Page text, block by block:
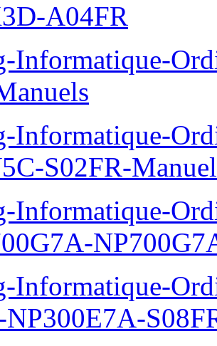
A04FR
Informatique-
Informatique-
S02FR-
Informatique-
Informatique-